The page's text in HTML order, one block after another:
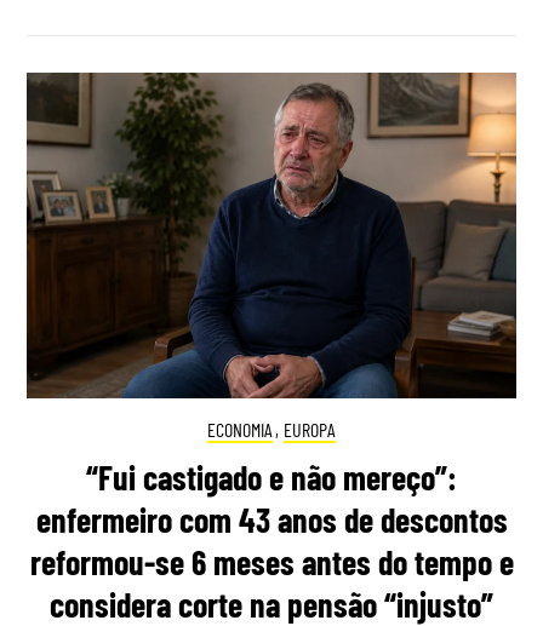
ECONOMIA , EUROPA
“Fui castigado e não mereço”:
enfermeiro com 43 anos de descontos
reformou-se 6 meses antes do tempo e
considera corte na pensão “injusto”